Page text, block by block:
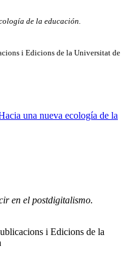
de la educación.
i Edicions de la Universitat de
una nueva ecología de la
en el postdigitalismo.
i Edicions de la